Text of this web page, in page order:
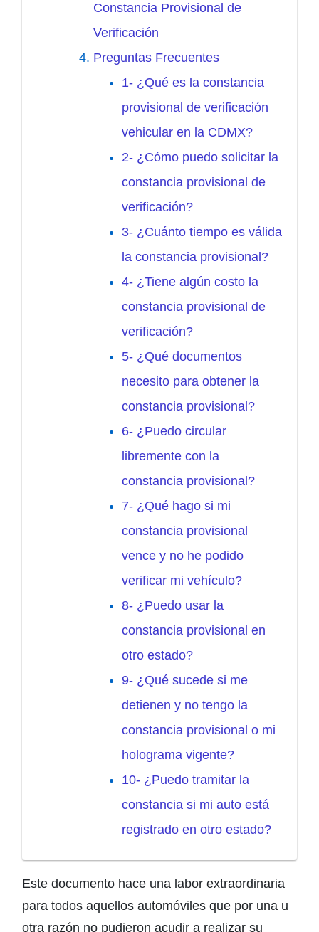
Constancia Provisional de
Verificación
Preguntas Frecuentes
1- ¿Qué es la constancia
provisional de verificación
vehicular en la CDMX?
2- ¿Cómo puedo solicitar la
constancia provisional de
verificación?
3- ¿Cuánto tiempo es válida
la constancia provisional?
4- ¿Tiene algún costo la
constancia provisional de
verificación?
5- ¿Qué documentos
necesito para obtener la
constancia provisional?
6- ¿Puedo circular
libremente con la
constancia provisional?
7- ¿Qué hago si mi
constancia provisional
vence y no he podido
verificar mi vehículo?
8- ¿Puedo usar la
constancia provisional en
otro estado?
9- ¿Qué sucede si me
detienen y no tengo la
constancia provisional o mi
holograma vigente?
10- ¿Puedo tramitar la
constancia si mi auto está
registrado en otro estado?
Este documento hace una labor extraordinaria
para todos aquellos automóviles que por una u
otra razón no pudieron acudir a realizar su